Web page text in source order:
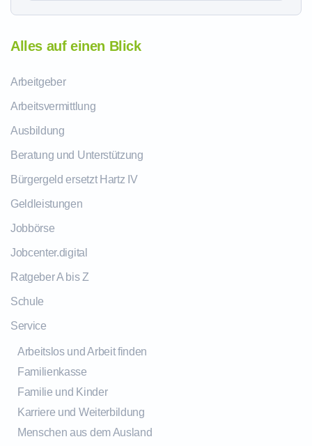
Alles auf einen Blick
Arbeitgeber
Arbeitsvermittlung
Ausbildung
Beratung und Unterstützung
Bürgergeld ersetzt Hartz IV
Geldleistungen
Jobbörse
Jobcenter.digital
Ratgeber A bis Z
Schule
Service
Arbeitslos und Arbeit finden
Familienkasse
Familie und Kinder
Karriere und Weiterbildung
Menschen aus dem Ausland